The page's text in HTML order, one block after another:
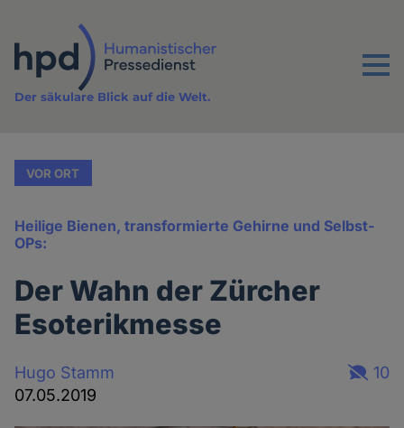
Inhalt
Menu
Der säkulare Blick auf die Welt.
VOR ORT
Heilige Bienen, transformierte Gehirne und Selbst-
OPs:
Der Wahn der Zürcher
Esoterikmesse
Hugo Stamm
07.05.2019
10